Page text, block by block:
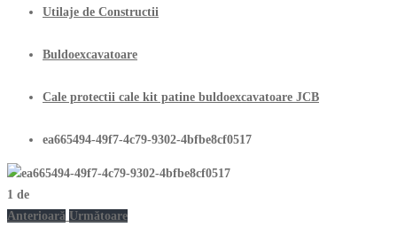
Utilaje de Constructii
Buldoexcavatoare
Cale protectii cale kit patine buldoexcavatoare JCB
ea665494-49f7-4c79-9302-4bfbe8cf0517
1 de
Anterioară Următoare